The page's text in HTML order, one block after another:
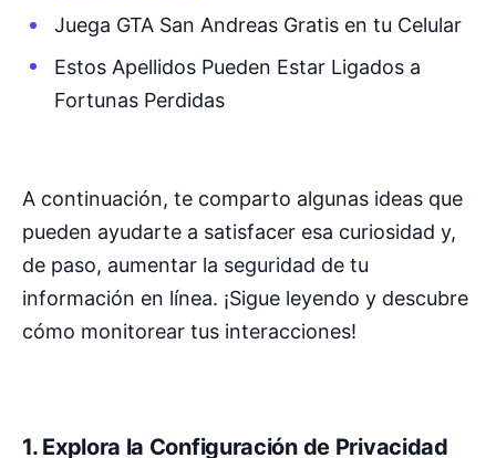
Juega GTA San Andreas Gratis en tu Celular
Estos Apellidos Pueden Estar Ligados a
Fortunas Perdidas
A continuación, te comparto algunas ideas que
pueden ayudarte a satisfacer esa curiosidad y,
de paso, aumentar la seguridad de tu
información en línea. ¡Sigue leyendo y descubre
cómo monitorear tus interacciones!
1. Explora la Configuración de Privacidad